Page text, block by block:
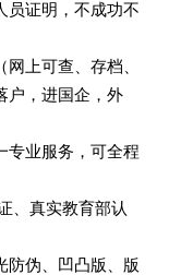
证明，不成功不
上可查、存档、
户，进国企，外
业服务，可全程
、真实教育部认
伪、凹凸版、版